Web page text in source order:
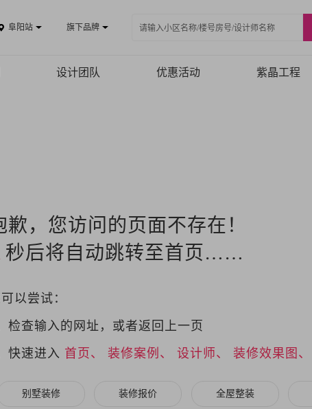
阜阳站 旗下品牌
设计团队 优惠活动 紫晶工程
歉，您访问的页面不存在！
秒后将自动跳转至首页……
以尝试：
检查输入的网址，或者返回上一页
快速进入 首页、 装修案例、 设计师、 装修效果图、
别墅装修 装修报价 全屋整装